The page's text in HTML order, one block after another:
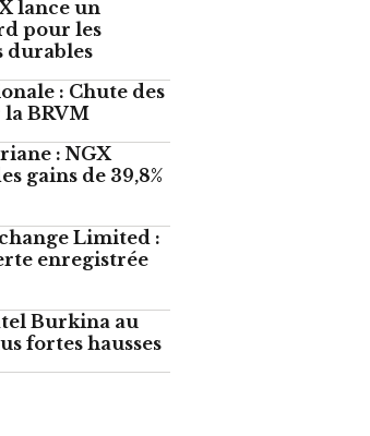
lance un
pour les
durables
: Chute des
BRVM
: NGX
gains de 39,8%
Limited :
enregistrée
Burkina au
fortes hausses